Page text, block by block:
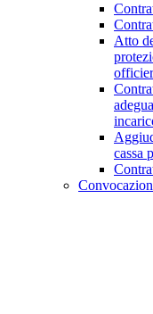
Atto
officier
cassa